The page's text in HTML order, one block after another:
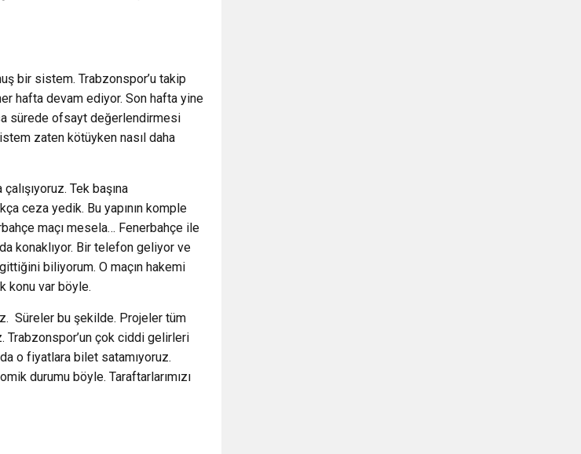
bir sistem. Trabzonspor’u takip
hafta devam ediyor. Son hafta yine
sürede ofsayt değerlendirmesi
zaten kötüyken nasıl daha
Tek başına
ceza yedik. Bu yapının komple
maçı mesela… Fenerbahçe ile
konaklıyor. Bir telefon geliyor ve
biliyorum. O maçın hakemi
konu var böyle.
Süreler bu şekilde. Projeler tüm
Trabzonspor’un çok ciddi gelirleri
o fiyatlara bilet satamıyoruz.
durumu böyle. Taraftarlarımızı